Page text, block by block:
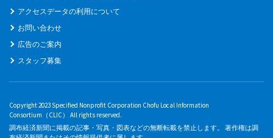
アクセスデータの利用について
お問い合わせ
広告のご案内
スタッフ募集
Copyright 2023 Specified Nonprofit Corporation Chofu Local Information
Consortium（CLIC） All rights reserved.
調布経済新聞に掲載の記事・写真・図表などの無断転載を禁止します。 著作権は調